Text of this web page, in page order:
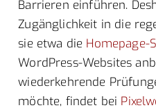
Barrieren einführen.
Zugänglichkeit in die
sie etwa die
WordPress-Websites
wiederkehrende
möchte, findet bei